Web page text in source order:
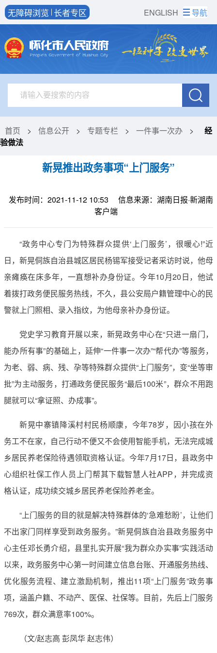
ENGLISH
无障碍浏览 长者专区 导航
首页 > 信息公开 > 专题专栏 > 一件事一次办 >
经
验做法
新晃推出政务事项“上门服务”
发布时间：2021-11-12 10:53
信息来源：湖南日报·新湖南
客户端
“政务中心专门为特殊群众提供‘上门服务’，很暖心!”近
日，新晃侗族自治县城区居民杨锡军接受记者采访时说，他母
亲瘫痪在床多年，一直想补办身份证。今年10月20日，他试
着拨打政务便民服务热线，不久，县公安局户籍管理中心的民
警就上门照相、录入指纹，为他母亲补办身份证。
党史学习教育开展以来，新晃政务中心在“只进一扇门，
能办所有事”的基础上，延伸“一件事一次办”“帮代办”等服务，
为老、弱、病、残、孕等特殊群众提供“上门服务”，变“坐等审
批”为主动服务，打通政务便民服务“最后100米”，群众不用跑
腿就可以“拿证照、办成事”。
新晃中寨镇降溪村村民杨顺康，今年78岁，因小孩在外
务工不在家，自己行动不便又不会使用智能手机，无法完成城
乡居民养老保险待遇领取资格认证。今年7月17日，县政务中
心组织社保工作人员上门帮其下载智慧人社APP，并完成资
格认证，成功续交城乡居民养老保险养老金。
“上门服务的目的就是解决特殊群体的‘急难愁盼’，让他们
不出家门同样享受到政务服务。”新晃侗族自治县政务服务中
心主任邓长勇介绍，县里扎实开展“我为群众办实事”实践活动
以来，政务服务中心第一时间建立信息台账、开通服务热线、
优化服务流程、建立激励机制，推出11项“上门服务”政务事
项，涵盖户籍、不动产、医保、社保等。目前，先后上门服务
769次，群众满意率100%。
（文/赵志高 彭凤华 赵志伟）